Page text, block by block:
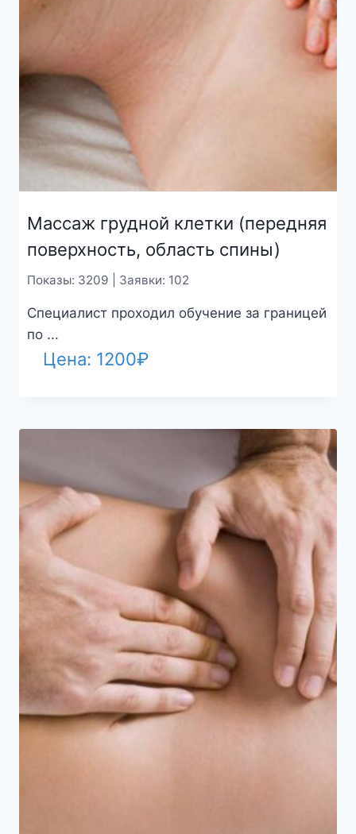
Массаж грудной клетки (передняя
поверхность, область спины)
Показы: 3209 | Заявки: 102
Специалист проходил обучение за границей
по ...
Цена: 1200₽